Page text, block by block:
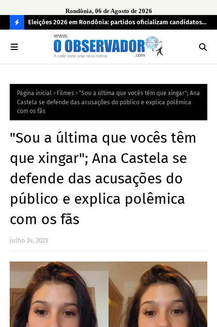
Rondônia, 06 de Agosto de 2026
O
R
A
Eleições 2026 em Rondônia: partidos oficializam candidatos a
deputado estadual, partidos não conseguem formar chapas
completas
Página inicial Filmes
"Sou a última que vocês têm que xingar"; Ana
Castela se defende das acusações do público e explica polêmica
com os fãs
"Sou a última que vocês têm
que xingar"; Ana Castela se
defende das acusações do
público e explica polêmica
com os fãs
julho 24, 2023